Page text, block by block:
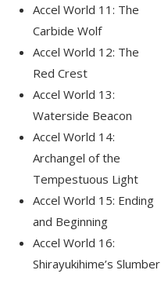
Accel World 11: The
Carbide Wolf
Accel World 12: The
Red Crest
Accel World 13:
Waterside Beacon
Accel World 14:
Archangel of the
Tempestuous Light
Accel World 15: Ending
and Beginning
Accel World 16:
Shirayukihime’s Slumber